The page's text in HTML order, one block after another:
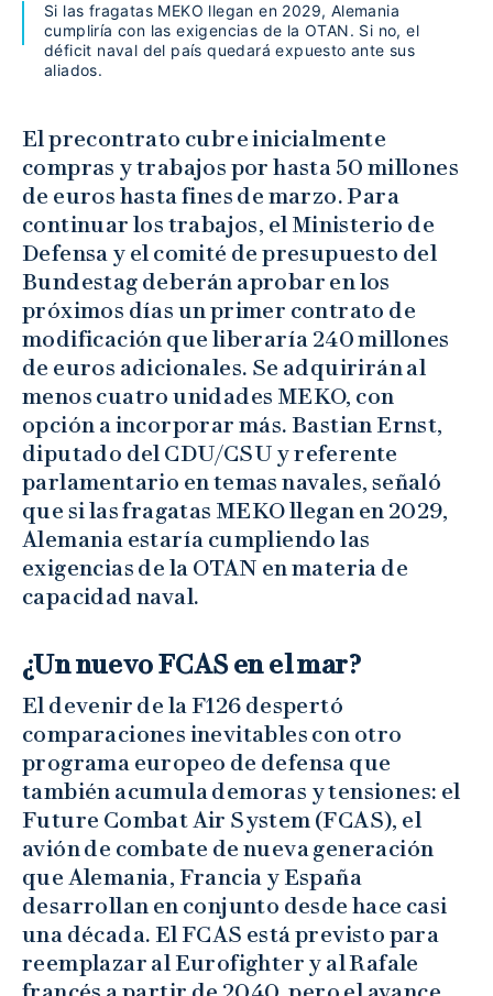
Si las fragatas MEKO llegan en 2029, Alemania
cumpliría con las exigencias de la OTAN. Si no, el
déficit naval del país quedará expuesto ante sus
aliados.
El precontrato cubre inicialmente
compras y trabajos por hasta 50 millones
de euros hasta fines de marzo. Para
continuar los trabajos, el Ministerio de
Defensa y el comité de presupuesto del
Bundestag deberán aprobar en los
próximos días un primer contrato de
modificación que liberaría 240 millones
de euros adicionales. Se adquirirán al
menos cuatro unidades MEKO, con
opción a incorporar más. Bastian Ernst,
diputado del CDU/CSU y referente
parlamentario en temas navales, señaló
que si las fragatas MEKO llegan en 2029,
Alemania estaría cumpliendo las
exigencias de la OTAN en materia de
capacidad naval.
¿Un nuevo FCAS en el mar?
El devenir de la F126 despertó
comparaciones inevitables con otro
programa europeo de defensa que
también acumula demoras y tensiones: el
Future Combat Air System (FCAS), el
avión de combate de nueva generación
que Alemania, Francia y España
desarrollan en conjunto desde hace casi
una década. El FCAS está previsto para
reemplazar al Eurofighter y al Rafale